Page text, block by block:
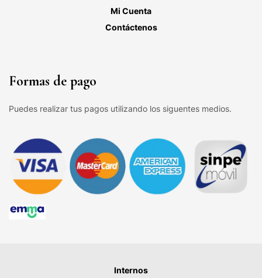
Mi Cuenta
Contáctenos
Formas de pago
Puedes realizar tus pagos utilizando los siguentes medios.
Internos